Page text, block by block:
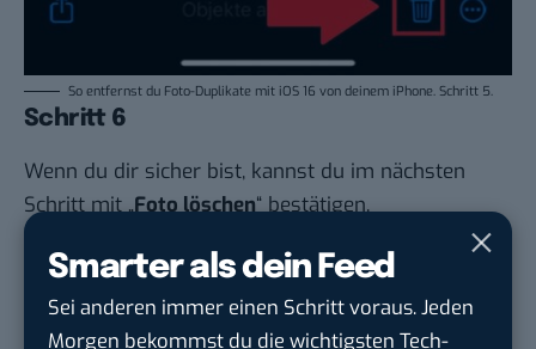
Smarter als dein Feed
Sei anderen immer einen Schritt voraus. Jeden
Morgen bekommst du die wichtigsten Tech-
So entfernst du Foto-Duplikate mit iOS 16 von deinem iPhone. Schritt 5.
Schritt 6
Wenn du dir sicher bist, kannst du im nächsten
Schritt mit „Foto löschen“ bestätigen.